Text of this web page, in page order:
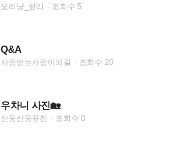
오리냥_컾리 조회수 5
Q&A
사랑받는사람이되길 조회수 20
우차니 사진🏡
산둥산둥뀨찬 조회수 0